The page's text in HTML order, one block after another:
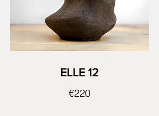
ELLE 12
€220